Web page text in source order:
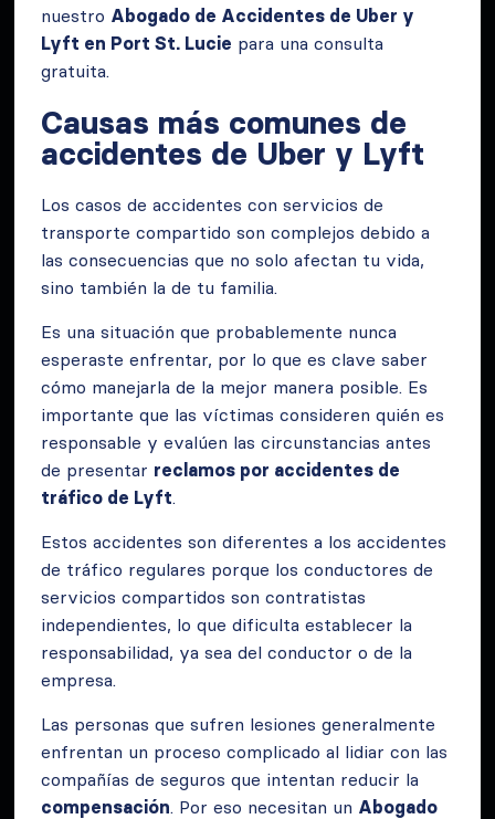
nuestro Abogado de Accidentes de Uber y
Lyft en Port St. Lucie para una consulta
gratuita.
Causas más comunes de
accidentes de Uber y Lyft
Los casos de accidentes con servicios de
transporte compartido son complejos debido a
las consecuencias que no solo afectan tu vida,
sino también la de tu familia.
Es una situación que probablemente nunca
esperaste enfrentar, por lo que es clave saber
cómo manejarla de la mejor manera posible. Es
importante que las víctimas consideren quién es
responsable y evalúen las circunstancias antes
de presentar reclamos por accidentes de
tráfico de Lyft.
Estos accidentes son diferentes a los accidentes
de tráfico regulares porque los conductores de
servicios compartidos son contratistas
independientes, lo que dificulta establecer la
responsabilidad, ya sea del conductor o de la
empresa.
Las personas que sufren lesiones generalmente
enfrentan un proceso complicado al lidiar con las
compañías de seguros que intentan reducir la
compensación. Por eso necesitan un Abogado